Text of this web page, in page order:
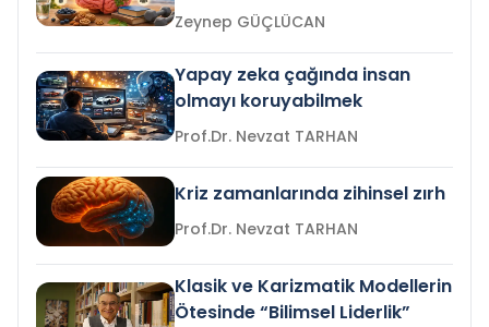
Zeynep GÜÇLÜCAN
Yapay zeka çağında insan
olmayı koruyabilmek
Prof.Dr. Nevzat TARHAN
Kriz zamanlarında zihinsel zırh
Prof.Dr. Nevzat TARHAN
Klasik ve Karizmatik Modellerin
Ötesinde “Bilimsel Liderlik”